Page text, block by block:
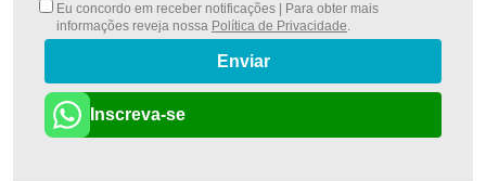
Eu concordo em receber notificações | Para obter mais
informações reveja nossa Política de Privacidade.
Enviar
Inscreva-se